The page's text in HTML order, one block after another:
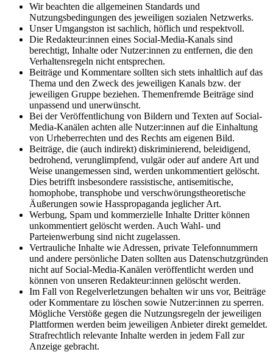
Wir beachten die allgemeinen Standards und
Nutzungsbedingungen des jeweiligen sozialen Netzwerks.
Unser Umgangston ist sachlich, höflich und respektvoll.
Die Redakteur:innen eines Social-Media-Kanals sind
berechtigt, Inhalte oder Nutzer:innen zu entfernen, die den
Verhaltensregeln nicht entsprechen.
Beiträge und Kommentare sollten sich stets inhaltlich auf das
Thema und den Zweck des jeweiligen Kanals bzw. der
jeweiligen Gruppe beziehen. Themenfremde Beiträge sind
unpassend und unerwünscht.
Bei der Veröffentlichung von Bildern und Texten auf Social-
Media-Kanälen achten alle Nutzer:innen auf die Einhaltung
von Urheberrechten und des Rechts am eigenen Bild.
Beiträge, die (auch indirekt) diskriminierend, beleidigend,
bedrohend, verunglimpfend, vulgär oder auf andere Art und
Weise unangemessen sind, werden unkommentiert gelöscht.
Dies betrifft insbesondere rassistische, antisemitische,
homophobe, transphobe und verschwörungstheoretische
Äußerungen sowie Hasspropaganda jeglicher Art.
Werbung, Spam und kommerzielle Inhalte Dritter können
unkommentiert gelöscht werden. Auch Wahl- und
Parteienwerbung sind nicht zugelassen.
Vertrauliche Inhalte wie Adressen, private Telefonnummern
und andere persönliche Daten sollten aus Datenschutzgründen
nicht auf Social-Media-Kanälen veröffentlicht werden und
können von unseren Redakteur:innen gelöscht werden.
Im Fall von Regelverletzungen behalten wir uns vor, Beiträge
oder Kommentare zu löschen sowie Nutzer:innen zu sperren.
Mögliche Verstöße gegen die Nutzungsregeln der jeweiligen
Plattformen werden beim jeweiligen Anbieter direkt gemeldet.
Strafrechtlich relevante Inhalte werden in jedem Fall zur
Anzeige gebracht.